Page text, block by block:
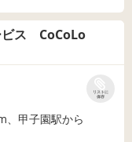
ビス CoCoLo
リストに
保存
、甲子園駅から